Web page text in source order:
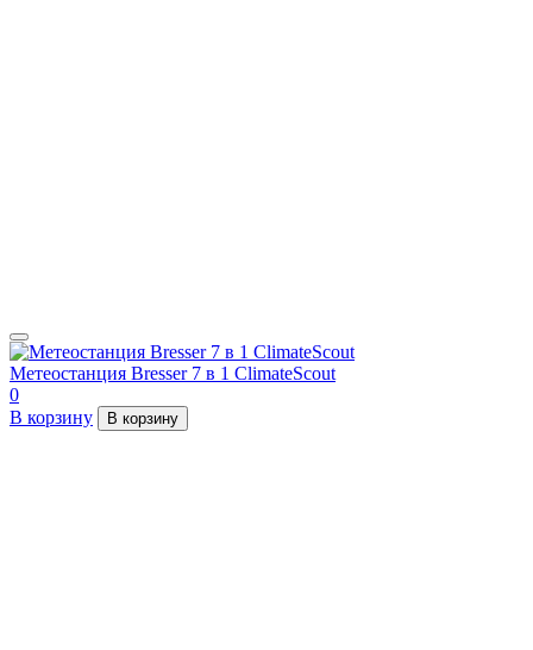
Метеостанция Bresser 7 в 1 ClimateScout
0
В корзину
В корзину